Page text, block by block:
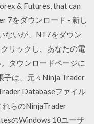
& Futures, that can
7をダウンロード - 新し
ないが、NT7をダウン
リックし、あなたの電
ダウンロードページに
子は、元々Ninja Trader
Databaseファイル
れらのNinjaTrader
のWindows 10ユーザ